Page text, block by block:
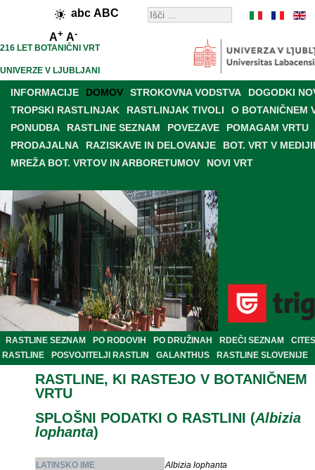
abc ABC
A+ A-
216 LET BOTANIČNI VRT
UNIVERZE V LJUBLJANI
INFORMACIJE DOMOV STROKOVNA VODSTVA
DOGODKI
TROPSKI RASTLINJAK
RASTLINJAK TIVOLI
O BOTANIČNEM
PONUDBA
RASTLINE SEZNAM POVEZAVE
POMAGAM VRTU
PRODAJALNA
RAZISKAVE IN DELOVANJE
BOT. VRT V
MREŽA BOT. VRTOV IN ARBORETUMOV
NOVI VRT
RASTLINE SEZNAM PO RODOVIH PO DRUŽINAH RDEČI SEZNAM
CITES
RASTLINE
POSVOJITELJI RASTLIN GALANTHUS RASTLINE SLOVENIJE
RASTLINE, KI RASTEJO V BOTANIČNEM
VRTU
SPLOŠNI PODATKI O RASTLINI (Albizia
lophanta)
LATINSKO IME
Albizia lophanta